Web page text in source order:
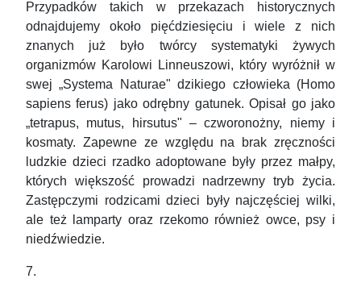
Przypadków takich w przekazach historycznych
odnajdujemy około pięćdziesięciu i wiele z nich
znanych już było twórcy systematyki żywych
organizmów Karolowi Linneuszowi, który wyróżnił w
swej „Systema Naturae" dzikiego człowieka (Homo
sapiens ferus) jako odrębny gatunek. Opisał go jako
„tetrapus, mutus, hirsutus" – czworonożny, niemy i
kosmaty. Zapewne ze względu na brak zręczności
ludzkie dzieci rzadko adoptowane były przez małpy,
których większość prowadzi nadrzewny tryb życia.
Zastępczymi rodzicami dzieci były najczęściej wilki,
ale też lamparty oraz rzekomo również owce, psy i
niedźwiedzie.
7.